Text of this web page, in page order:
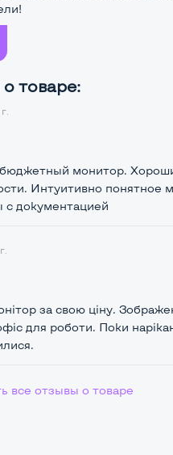
товаре:
монитор.
Интуитивно понятное
с документацией
за свою ціну.
для роботи. Поки
все отзывы о товаре